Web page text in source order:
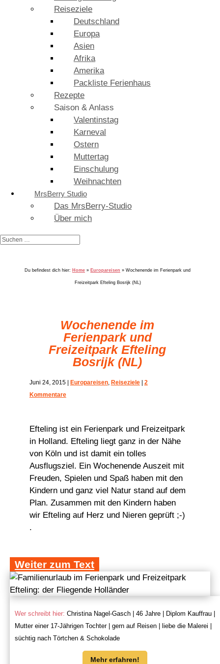
Reiseziele
Deutschland
Europa
Asien
Afrika
Amerika
Packliste Ferienhaus
Rezepte
Saison & Anlass
Valentinstag
Karneval
Ostern
Muttertag
Einschulung
Weihnachten
MrsBerry Studio
Das MrsBerry-Studio
Über mich
Du befindest dich hier: Home » Europareisen » Wochenende im Ferienpark und
Freizeitpark Efteling Bosrijk (NL)
Wochenende im
Ferienpark und
Freizeitpark Efteling
Bosrijk (NL)
Juni 24, 2015| Europareisen, Reiseziele| 2
Kommentare
Efteling ist ein Ferienpark und Freizeitpark
in Holland. Efteling liegt ganz in der Nähe
von Köln und ist damit ein tolles
Ausflugsziel. Ein Wochenende Auszeit mit
Freuden, Spielen und Spaß haben mit den
Kindern und ganz viel Natur stand auf dem
Plan. Zusammen mit den Kindern haben
wir Efteling auf Herz und Nieren geprüft ;-)
.
Weiter zum Text
Wer schreibt hier: Christina Nagel-Gasch | 46 Jahre | Diplom Kauffrau |
Mutter einer 17-Jährigen Tochter | gern auf Reisen | liebe die Malerei |
süchtig nach Törtchen & Schokolade
Mehr erfahren!